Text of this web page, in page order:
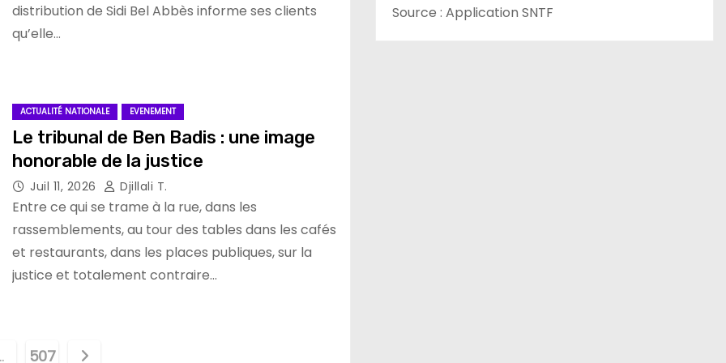
distribution de Sidi Bel Abbès informe ses clients
qu’elle…
ACTUALITÉ NATIONALE EVENEMENT
Le tribunal de Ben Badis : une image
honorable de la justice
Juil 11, 2026 Djillali T.
Entre ce qui se trame à la rue, dans les
rassemblements, au tour des tables dans les cafés
et restaurants, dans les places publiques, sur la
justice et totalement contraire…
507
Source : Application SNTF